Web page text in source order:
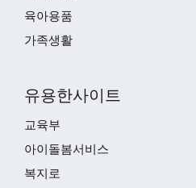
육아용품
가족생활
유용한사이트
교육부
아이돌봄서비스
복지로